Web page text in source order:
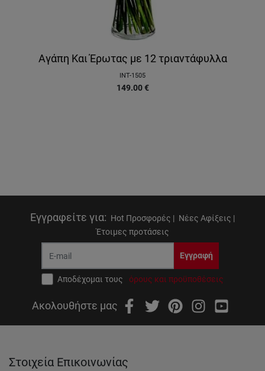
Αγάπη Και Έρωτας με 12 τριαντάφυλλα
INT-1505
149.00 €
Εγγραφείτε για: Hot Προσφορές | Νέες Αφίξεις |
Έτοιμες προτάσεις
Εγγραφή
Αποδέχομαι τους όρους και προϋποθέσεις
Ακολουθήστε μας
Στοιχεία Επικοινωνίας